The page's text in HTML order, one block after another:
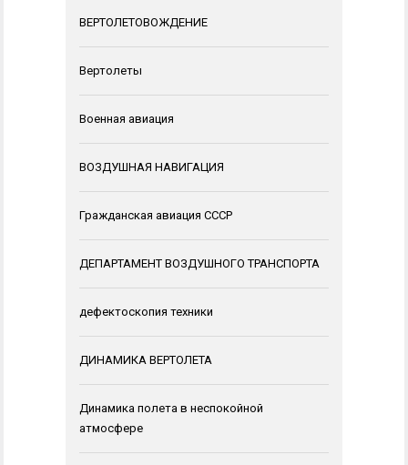
ВЕРТОЛЕТОВОЖДЕНИЕ
Вертолеты
Военная авиация
ВОЗДУШНАЯ НАВИГАЦИЯ
Гражданская авиация СССР
ДЕПАРТАМЕНТ ВОЗДУШНОГО ТРАНСПОРТА
дефектоскопия техники
ДИНАМИКА ВЕРТОЛЕТА
Динамика полета в неспокойной
атмосфере